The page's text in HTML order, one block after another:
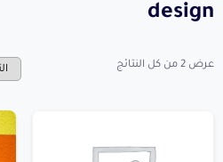
design
عرض ⁦2⁩ من كل النتائج